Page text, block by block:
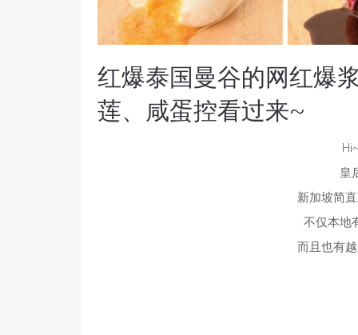
红爆泰国曼谷的网红爆
莲、咸蛋控看过来~
皇
新加坡简
不仅本地
而且也有